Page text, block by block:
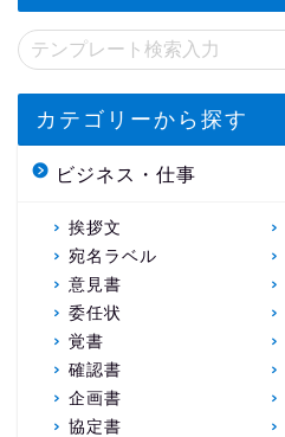
カテゴリーから探す
ビジネス・仕事
挨拶文
宛名ラベル
意見書
委任状
覚書
確認書
企画書
協定書